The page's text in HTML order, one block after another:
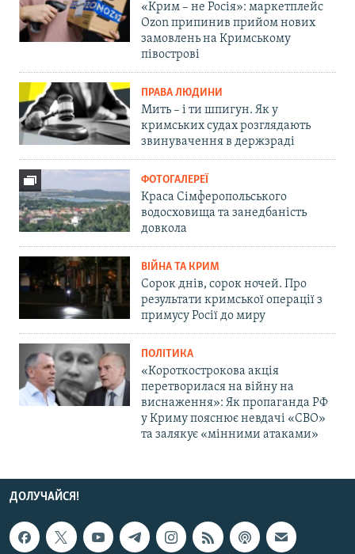
«Крим – не Росія»: маркетплейс
Ozon припинив прийом нових
замовлень на Кримському
півострові
ПРАВА ЛЮДИНИ
Мить – і ти шпигун. Як у
кримських судах розглядають
звинувачення в держзраді
ФОТОГАЛЕРЕЇ
Краса Сімферопольського
водосховища та занедбаність
довкола
ВІЙНА ТА КРИМ
Сорок днів, сорок ночей. Про
результати кримської операції з
примусу Росії до миру
ПОЛІТИКА
«Короткострокова акція
перетворилася на війну на
виснаження»: Як пропаганда РФ
у Криму пояснює невдачі «СВО»
та залякує «мінними атаками»
ДОЛУЧАЙСЯ!